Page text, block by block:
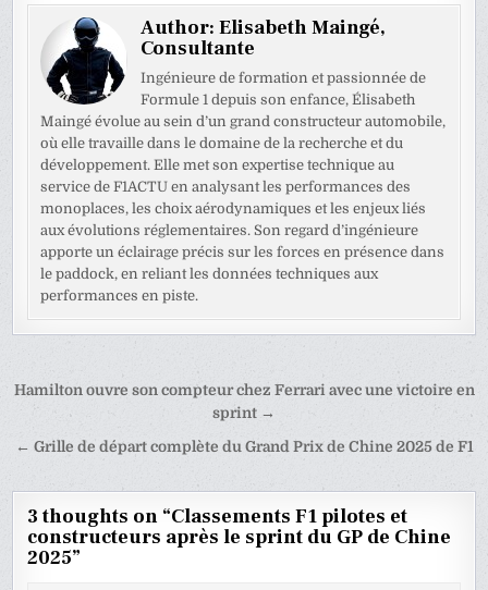
Author:Elisabeth Maingé,
Consultante
Ingénieure de formation et passionnée de
Formule 1 depuis son enfance, Élisabeth
Maingé évolue au sein d’un grand constructeur automobile,
où elle travaille dans le domaine de la recherche et du
développement. Elle met son expertise technique au
service de F1ACTU en analysant les performances des
monoplaces, les choix aérodynamiques et les enjeux liés
aux évolutions réglementaires. Son regard d’ingénieure
apporte un éclairage précis sur les forces en présence dans
le paddock, en reliant les données techniques aux
performances en piste.
Navigation
l’article
Hamilton ouvre son compteur chez Ferrari avec une victoire en
sprint →
← Grille de départ complète du Grand Prix de Chine 2025 de F1
3 thoughts on “Classements F1 pilotes et
constructeurs après le sprint du GP de Chine
2025”